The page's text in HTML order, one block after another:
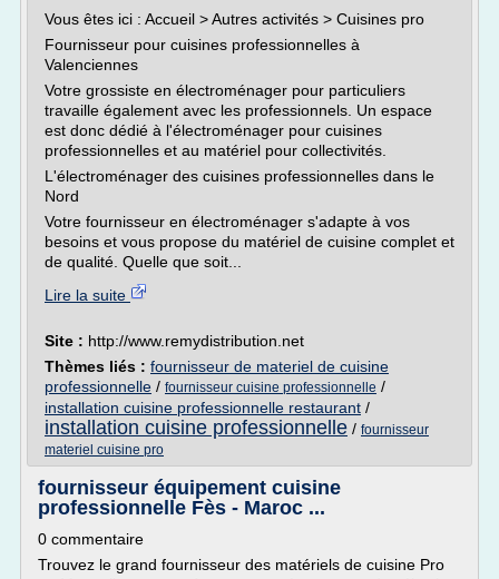
Vous êtes ici : Accueil > Autres activités > Cuisines pro
Fournisseur pour cuisines professionnelles à
Valenciennes
Votre grossiste en électroménager pour particuliers
travaille également avec les professionnels. Un espace
est donc dédié à l'électroménager pour cuisines
professionnelles et au matériel pour collectivités.
L'électroménager des cuisines professionnelles dans le
Nord
Votre fournisseur en électroménager s'adapte à vos
besoins et vous propose du matériel de cuisine complet et
de qualité. Quelle que soit...
Lire la suite
Site : http://www.remydistribution.net
Thèmes liés : fournisseur de materiel de cuisine
professionnelle / fournisseur cuisine professionnelle /
installation cuisine professionnelle restaurant /
installation cuisine professionnelle / fournisseur
materiel cuisine pro
fournisseur équipement cuisine
professionnelle Fès - Maroc ...
0 commentaire
Trouvez le grand fournisseur des matériels de cuisine Pro